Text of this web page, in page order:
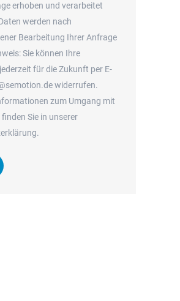
erhoben und verarbeitet
werden nach
Bearbeitung Ihrer Anfrage
Sie können Ihre
für die Zukunft per E-
widerrufen.
zum Umgang mit
Sie in unserer